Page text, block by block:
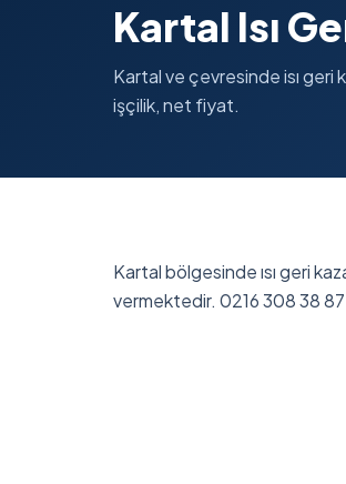
Kartal Isı
Kartal ve çevresinde isı geri
işçilik, net fiyat.
Kartal bölgesinde ısı geri
vermektedir. 0216 308 38 87